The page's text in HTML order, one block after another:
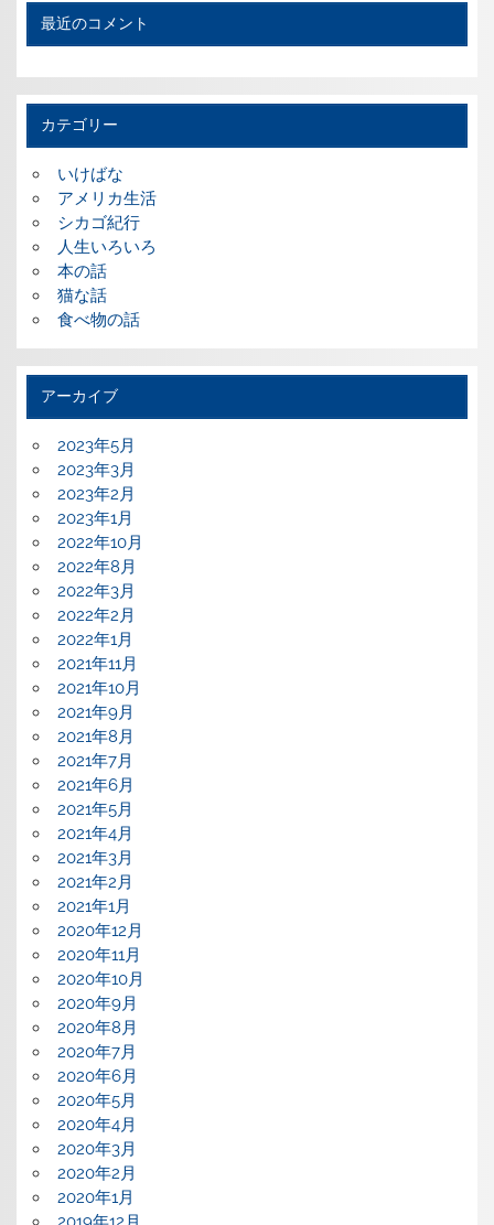
最近のコメント
カテゴリー
いけばな
アメリカ生活
シカゴ紀行
人生いろいろ
本の話
猫な話
食べ物の話
アーカイブ
2023年5月
2023年3月
2023年2月
2023年1月
2022年10月
2022年8月
2022年3月
2022年2月
2022年1月
2021年11月
2021年10月
2021年9月
2021年8月
2021年7月
2021年6月
2021年5月
2021年4月
2021年3月
2021年2月
2021年1月
2020年12月
2020年11月
2020年10月
2020年9月
2020年8月
2020年7月
2020年6月
2020年5月
2020年4月
2020年3月
2020年2月
2020年1月